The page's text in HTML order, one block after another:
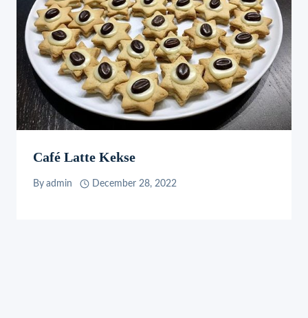
Café Latte Kekse
By admin December 28, 2022